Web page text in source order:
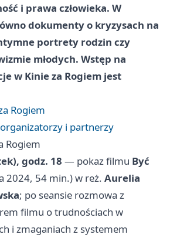
i prawa człowieka. W
dokumenty o kryzysach na
portrety rodzin czy
młodych. Wstęp na
w Kinie za Rogiem jest
Rogiem
i partnerzy
Rogiem
godz. 18 — pokaz filmu Być
2024, 54 min.) w reż. Aurelia
; po seansie rozmowa z
filmu o trudnościach w
i zmaganiach z systemem